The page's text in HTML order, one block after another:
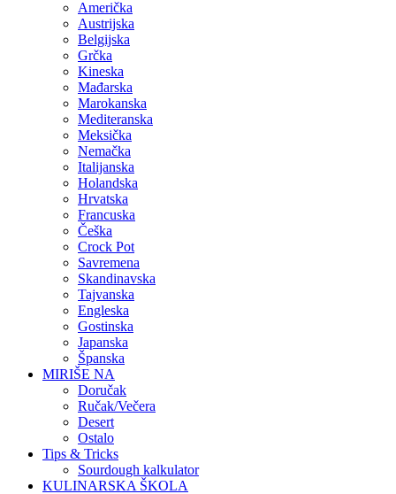
Američka
Austrijska
Belgijska
Grčka
Kineska
Mađarska
Marokanska
Mediteranska
Meksička
Nemačka
Italijanska
Holandska
Hrvatska
Francuska
Češka
Crock Pot
Savremena
Skandinavska
Tajvanska
Engleska
Gostinska
Japanska
Španska
MIRIŠE NA
Doručak
Ručak/Večera
Desert
Ostalo
Tips & Tricks
Sourdough kalkulator
KULINARSKA ŠKOLA